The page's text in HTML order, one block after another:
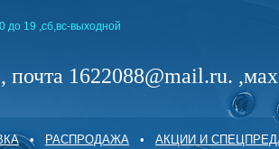
до 19 ,сб,вс-выходной
1622088@mail.ru.
• РАСПРОДАЖА • АКЦИИ И